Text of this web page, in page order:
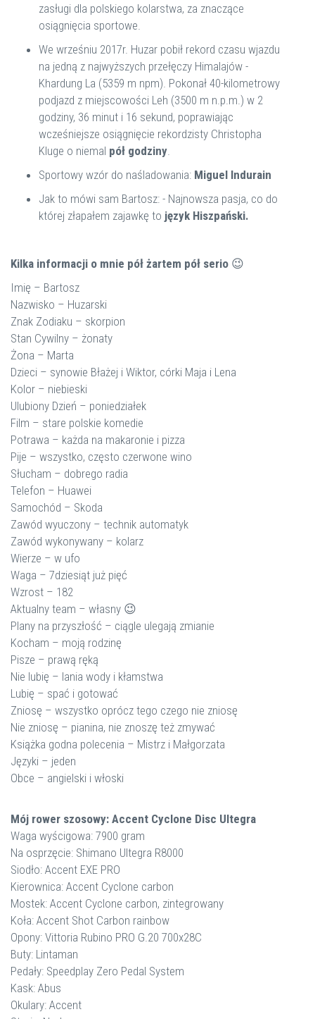
zasługi dla polskiego kolarstwa, za znaczące
osiągnięcia sportowe.
We wrześniu 2017r. Huzar pobił rekord czasu wjazdu
na jedną z najwyższych przełęczy Himalajów -
Khardung La (5359 m npm). Pokonał 40-kilometrowy
podjazd z miejscowości Leh (3500 m n.p.m.) w 2
godziny, 36 minut i 16 sekund, poprawiając
wcześniejsze osiągnięcie rekordzisty Christopha
Kluge o niemal pół godziny
Sportowy wzór do naśladowania: Miguel Indurain
Jak to mówi sam Bartosz: - Najnowsza pasja, co do
której złapałem zajawkę to język Hiszpański.
Kilka informacji o mnie pół żartem pół serio 😉
Imię – Bartosz
Nazwisko – Huzarski
Znak Zodiaku – skorpion
Stan Cywilny – żonaty
Żona – Marta
Dzieci – synowie Błażej i Wiktor, córki Maja i Lena
Kolor – niebieski
Ulubiony Dzień – poniedziałek
Film – stare polskie komedie
Potrawa – każda na makaronie i pizza
Pije – wszystko, często czerwone wino
Słucham – dobrego radia
Telefon – Huawei
Samochód – Skoda
Zawód wyuczony – technik automatyk
Zawód wykonywany – kolarz
Wierze – w ufo
Waga – 7dziesiąt już pięć
Wzrost – 182
Aktualny team – własny 😉
Plany na przyszłość – ciągle ulegają zmianie
Kocham – moją rodzinę
Pisze – prawą ręką
Nie lubię – lania wody i kłamstwa
Lubię – spać i gotować
Zniosę – wszystko oprócz tego czego nie zniosę
Nie zniosę – pianina, nie znoszę też zmywać
Książka godna polecenia – Mistrz i Małgorzata
Języki – jeden
Obce – angielski i włoski
Mój rower szosowy: Accent Cyclone Disc Ultegra
Waga wyścigowa: 7900 gram
Na osprzęcie: Shimano Ultegra R8000
Siodło: Accent EXE PRO
Kierownica: Accent Cyclone carbon
Mostek: Accent Cyclone carbon, zintegrowany
Koła: Accent Shot Carbon rainbow
Opony: Vittoria Rubino PRO G.20 700x28C
Buty: Lintaman
Pedały: Speedplay Zero Pedal System
Kask: Abus
Okulary: Accent